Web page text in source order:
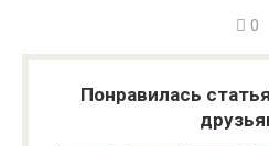
0
Понравилась